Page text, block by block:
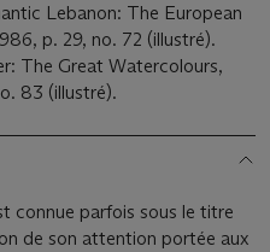
Lebanon: The European
p. 29, no. 72 (illustré).
The Great Watercolours,
83 (illustré).
connue parfois sous le titre
de son attention portée aux